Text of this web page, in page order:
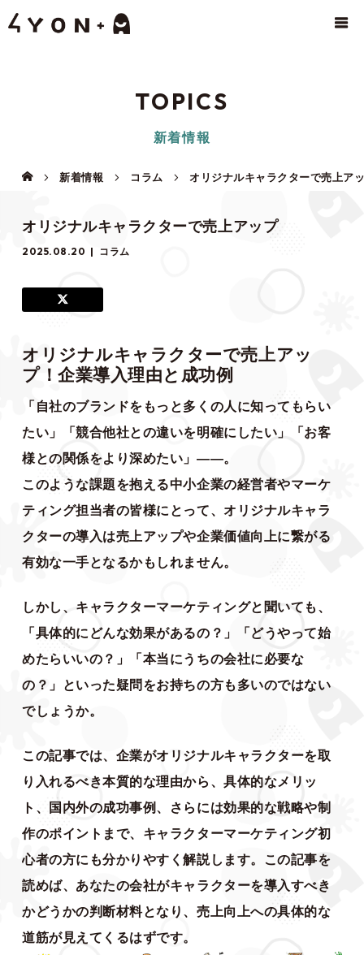
TOPICS
新着情報
新着情報 コラム オリジナルキャラクターで売上ア
オリジナルキャラクターで売上アップ
2025.08.20 コラム
オリジナルキャラクターで売上アッ
プ！企業導入理由と成功例
「自社のブランドをもっと多くの人に知ってもらい
たい」「競合他社との違いを明確にしたい」「お客
様との関係をより深めたい」――。
このような課題を抱える中小企業の経営者やマーケ
ティング担当者の皆様にとって、オリジナルキャラ
クターの導入は売上アップや企業価値向上に繋がる
有効な一手となるかもしれません。
しかし、キャラクターマーケティングと聞いても、
「具体的にどんな効果があるの？」「どうやって始
めたらいいの？」「本当にうちの会社に必要な
の？」といった疑問をお持ちの方も多いのではない
でしょうか。
この記事では、企業がオリジナルキャラクターを取
り入れるべき本質的な理由から、具体的なメリッ
ト、国内外の成功事例、さらには効果的な戦略や制
作のポイントまで、キャラクターマーケティング初
心者の方にも分かりやすく解説します。この記事を
読めば、あなたの会社がキャラクターを導入すべき
かどうかの判断材料となり、売上向上への具体的な
道筋が見えてくるはずです。